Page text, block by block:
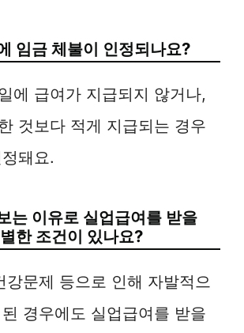
임금 체불이 인정되나요?
에 급여가 지급되지 않거나,
것보다 적게 지급되는 경우
돼요.
는 이유로 실업급여를 받을
한 조건이 있나요?
강문제 등으로 인해 자발적으
경우에도 실업급여를 받을